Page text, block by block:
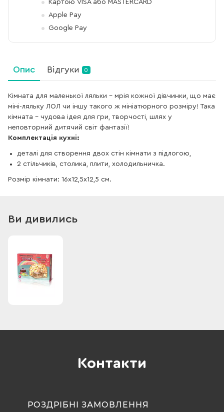
Картою VISA або MASTERCARD
Apple Pay
Google Pay
Опис Відгуки 0
Кімната для маленької ляльки – мрія кожної дівчинки, що має
міні-ляльку ЛОЛ чи іншу такого ж мініатюрного розміру! Така
кімната – чудова ідея для гри, творчості, шлях у
неповторний дитячий світ фантазії!
Комплектація кухні:
деталі для створення двох стін кімнати з підлогою,
2 стільчиків, столика, плити, холодильничка.
Розмір кімнати: 16х12,5х12,5 см.
Ви дивились
Контакти
РОЗДРІБНІ ЗАМОВЛЕННЯ